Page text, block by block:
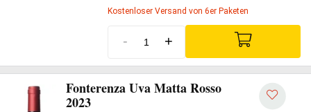
Kostenloser Versand von 6er Paketen
- +
Fonterenza Uva Matta Rosso
2023